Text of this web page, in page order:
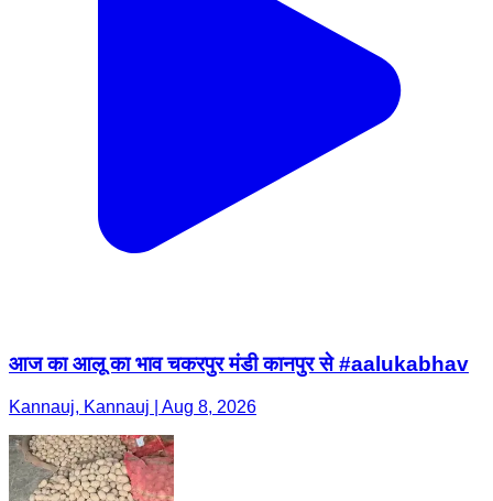
आज का आलू का भाव चकरपुर मंडी कानपुर से #aalukabhav
Kannauj, Kannauj | Aug 8, 2026